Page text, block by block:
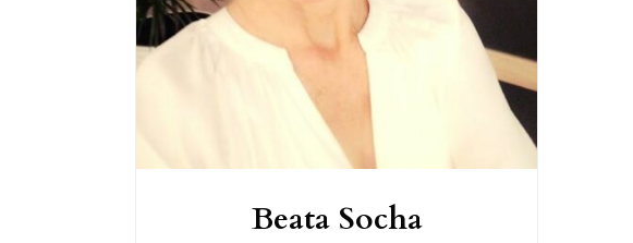
Beata Socha